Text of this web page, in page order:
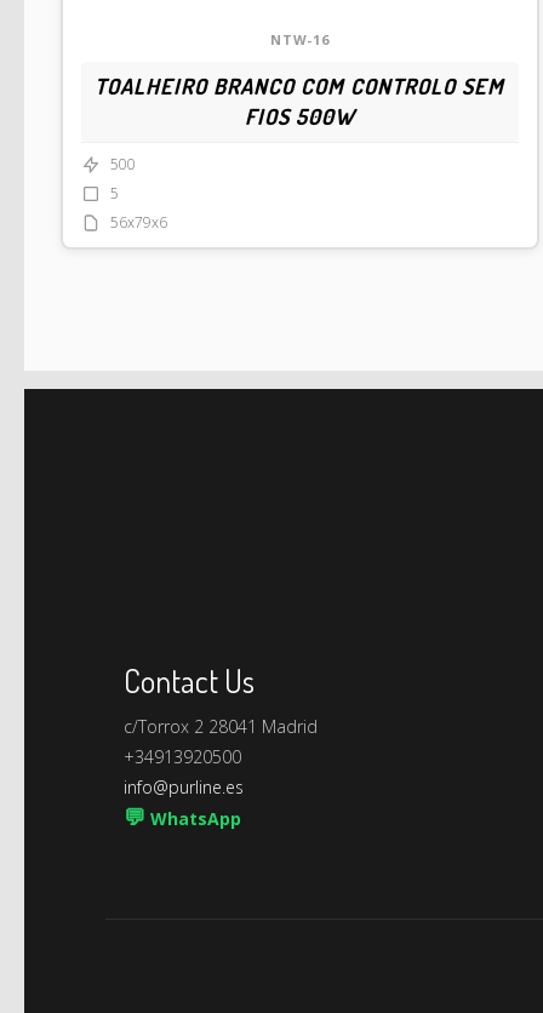
NTW-16
TOALHEIRO BRANCO COM CONTROLO SEM
FIOS 500W
500
5
56x79x6
Contact Us
c/Torrox 2 28041 Madrid
+34913920500
info@purline.es
💬 WhatsApp